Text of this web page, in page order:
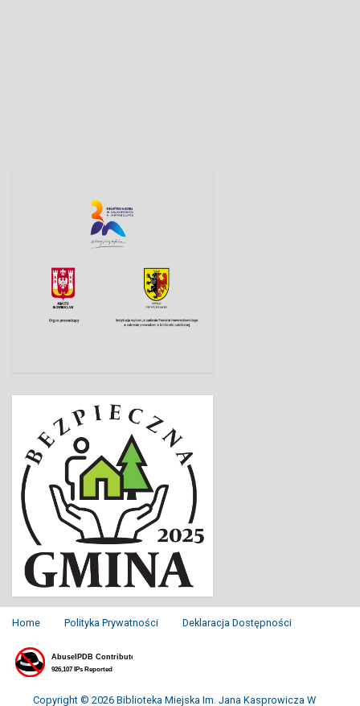
Home Polityka Prywatności Deklaracja Dostępności
Copyright © 2026 Biblioteka Miejska Im. Jana Kasprowicza W